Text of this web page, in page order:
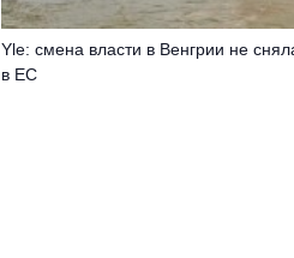
Yle: смена власти в Венгрии не
в ЕС